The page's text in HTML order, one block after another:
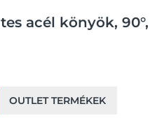
acél könyök, 90°,
OUTLET TERMÉKEK